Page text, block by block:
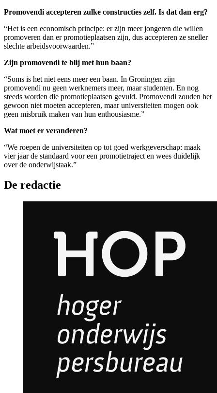
Promovendi accepteren zulke constructies zelf. Is dat dan erg?
“Het is een economisch principe: er zijn meer jongeren die willen
promoveren dan er promotieplaatsen zijn, dus accepteren ze sneller
slechte arbeidsvoorwaarden.”
Zijn promovendi te blij met hun baan?
“Soms is het niet eens meer een baan. In Groningen zijn
promovendi nu geen werknemers meer, maar studenten. En nog
steeds worden die promotieplaatsen gevuld. Promovendi zouden het
gewoon niet moeten accepteren, maar universiteiten mogen ook
geen misbruik maken van hun enthousiasme.”
Wat moet er veranderen?
“We roepen de universiteiten op tot goed werkgeverschap: maak
vier jaar de standaard voor een promotietraject en wees duidelijk
over de onderwijstaak.”
De redactie